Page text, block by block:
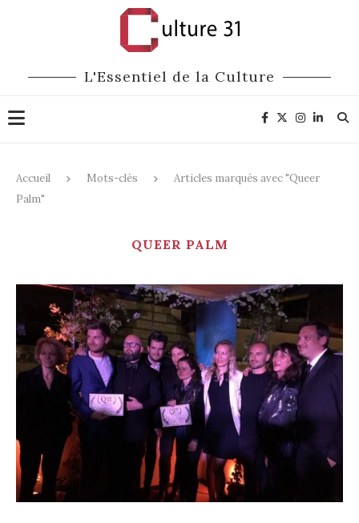
L'Essentiel de la Culture
Accueil Mots-clés
Articles marqués avec "Queer
Palm"
QUEER PALM